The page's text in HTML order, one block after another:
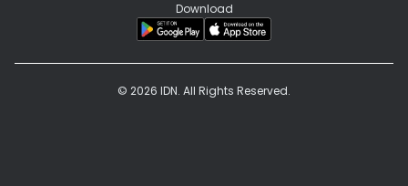
Download
© 2026 IDN. All Rights Reserved.